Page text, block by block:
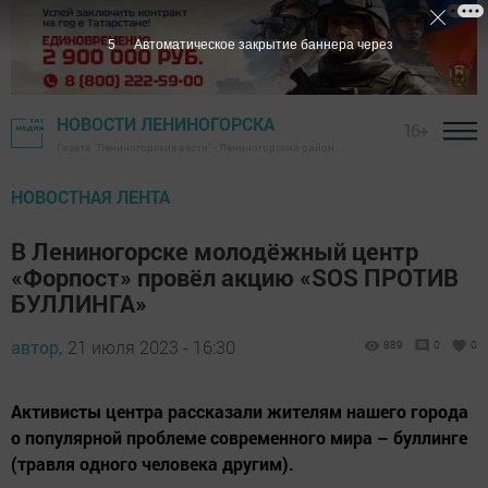
НОВОСТИ ЛЕНИНОГОРСКА
НОВОСТНАЯ ЛЕНТА
В Лениногорске молодёжный центр
«Форпост» провёл акцию «SOS ПРОТИВ
БУЛЛИНГА»
автор, 21 июля 2023 - 16:30 889 0 0
Активисты центра рассказали жителям нашего города
о популярной проблеме современного мира – буллинге
(травля одного человека другим).
3 Автоматическое закрытие баннера через